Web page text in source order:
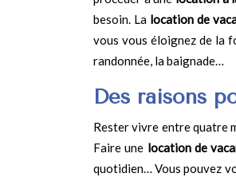
besoin. La location de
vous vous éloignez de la
randonnée, la baignade…
Des raisons
Rester vivre entre quatre
Faire une location de
quotidien… Vous pouvez